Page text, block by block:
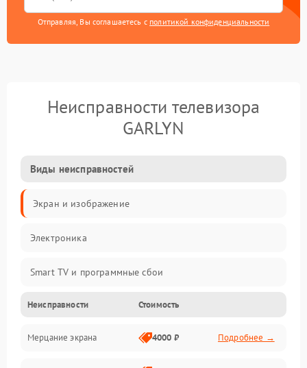
Отправляя, Вы соглашаетесь с политикой конфиденциальности
Неисправности телевизора
GARLYN
Виды неисправностей
Экран и изображение
Электроника
Smart TV и программные сбои
Питание и запуск
Подсветка и LED-модули
Неисправности Стоимость
Мерцание экрана 4000 ₽ Подробнее →